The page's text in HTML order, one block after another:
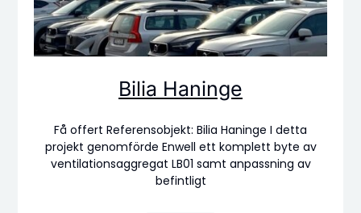
Bilia Haninge
Få offert Referensobjekt: Bilia Haninge I detta
projekt genomförde Enwell ett komplett byte av
ventilationsaggregat LB01 samt anpassning av
befintligt